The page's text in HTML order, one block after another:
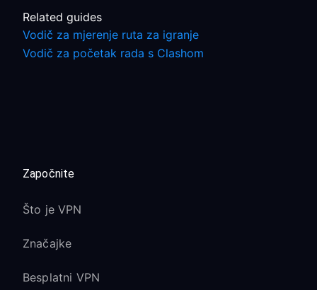
Related guides
Vodič za mjerenje ruta za igranje
Vodič za početak rada s Clashom
Započnite
Što je VPN
Značajke
Besplatni VPN